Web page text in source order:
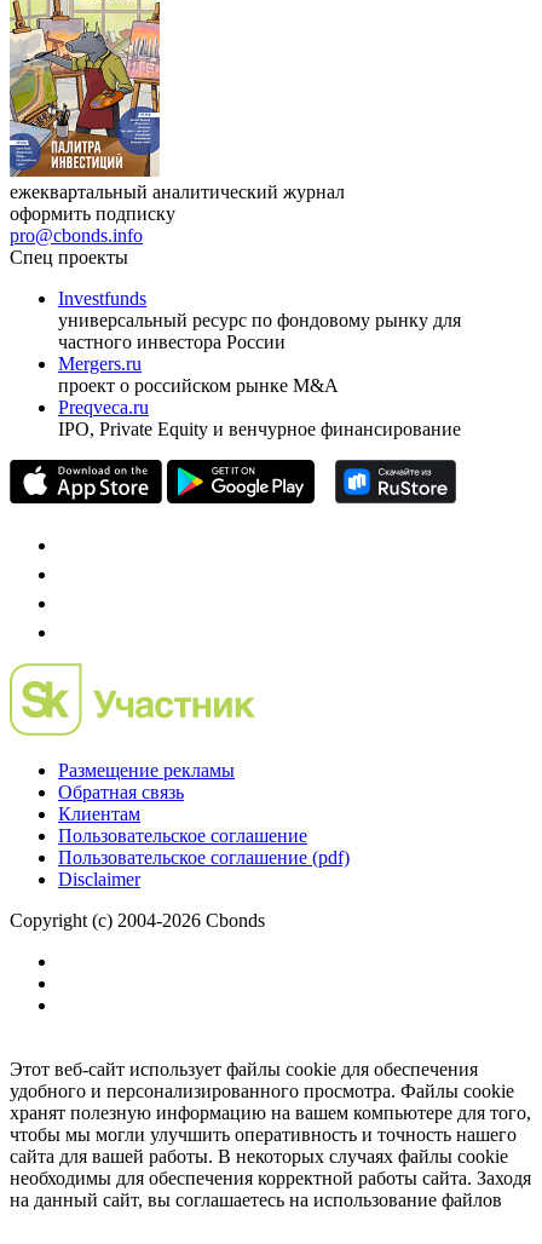
ежеквартальный аналитический журнал
оформить подписку
pro@cbonds.info
Спец проекты
Investfunds
универсальный ресурс по фондовому рынку для
частного инвестора России
Mergers.ru
проект о российском рынке M&A
Preqveca.ru
IPO, Private Equity и венчурное финансирование
Размещение рекламы
Обратная связь
Клиентам
Пользовательское соглашение
Пользовательское соглашение (pdf)
Disclaimer
Copyright (c) 2004-2026 Cbonds
Этот веб-сайт использует файлы cookie для обеспечения
удобного и персонализированного просмотра. Файлы cookie
хранят полезную информацию на вашем компьютере для того,
чтобы мы могли улучшить оперативность и точность нашего
сайта для вашей работы. В некоторых случаях файлы cookie
необходимы для обеспечения корректной работы сайта. Заходя
на данный сайт, вы соглашаетесь на использование файлов